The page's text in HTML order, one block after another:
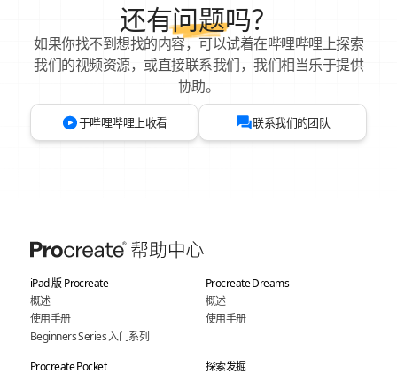
还有问题吗？
如果你找不到想找的内容，可以试着在哔哩哔哩上探索
我们的视频资源，或直接联系我们，我们相当乐于提供
协助。
于哔哩哔哩上收看 联系我们的团队
iPad 版 Procreate
概述
使用手册
Beginners Series 入门系列
Procreate Dreams
概述
使用手册
Procreate Pocket 探索发掘